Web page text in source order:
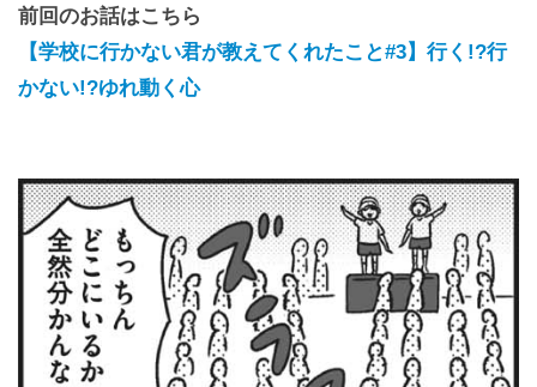
前回のお話はこちら
【学校に行かない君が教えてくれたこと#3】行く!?行
かない!?ゆれ動く心